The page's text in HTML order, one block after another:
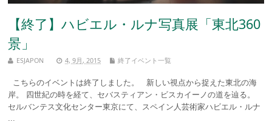
【終了】ハビエル・ルナ写真展「東北360
景」
ESJAPON 4, 9月, 2015 終了イベント一覧
こちらのイベントは終了しました。 新しい視点から捉えた東北の海
岸。 四世紀の時を経て、セバスティアン・ビスカイーノの道を辿る。
セルバンテス文化センター東京にて、スペイン人芸術家ハビエル・ルナ
...